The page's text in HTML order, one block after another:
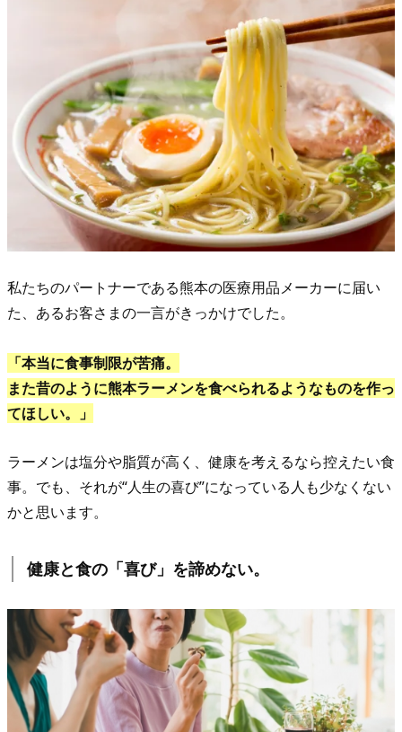
昔
の
よ
う
に
ン
が
べ
た
い」
の
一
言
し
1.
1.
健
康
と
私たちのパートナーである熊本の医療用品メーカーに届い
た、あるお客さまの一言がきっかけでした。
「本当に食事制限が苦痛。
また昔のように熊本ラーメンを食べられるようなものを作っ
てほしい。」
ラーメンは塩分や脂質が高く、健康を考えるなら控えたい食
事。でも、それが“人生の喜び”になっている人も少なくない
かと思います。
健康と食の「喜び」を諦めない。